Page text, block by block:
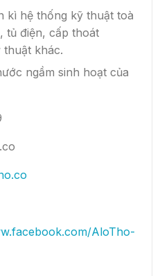
kì hệ thống kỹ thuật toà
tủ điện, cấp thoát
khác.
ngầm sinh hoạt của
AloTho-